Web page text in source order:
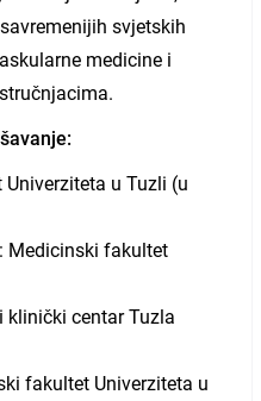
svjetskih
medicine i
u Tuzli (u
Medicinski fakultet
klinički centar Tuzla
fakultet Univerziteta u